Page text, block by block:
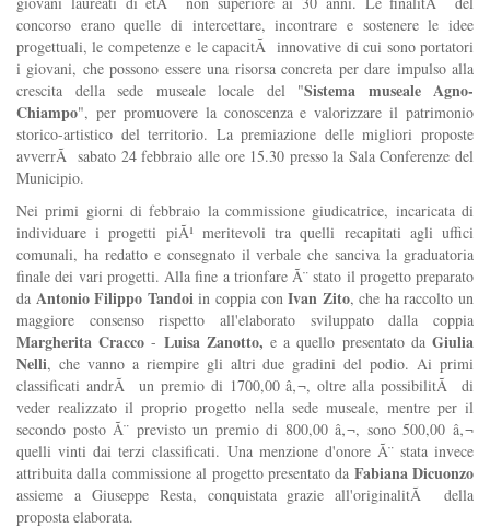
concorso erano quelle di intercettare, incontrare e sostenere le idee
progettuali, le competenze e le capacitÃ innovative di cui sono portatori
i giovani, che possono essere una risorsa concreta per dare impulso alla
crescita della sede museale locale del "Sistema museale Agno-
Chiampo", per promuovere la conoscenza e valorizzare il patrimonio
storico-artistico del territorio. La premiazione delle migliori proposte
avverrÃ sabato 24 febbraio alle ore 15.30 presso la Sala Conferenze del
Municipio.
Nei primi giorni di febbraio la commissione giudicatrice, incaricata di
individuare i progetti piÃ¹ meritevoli tra quelli recapitati agli uffici
comunali, ha redatto e consegnato il verbale che sanciva la graduatoria
finale dei vari progetti. Alla fine a trionfare Ã¨ stato il progetto preparato
da Antonio Filippo Tandoiin coppia conIvan Zito, che ha raccolto un
maggiore consenso rispetto all'elaborato sviluppato dalla coppia
Margherita Cracco - Luisa Zanotto, e a quello presentato daGiulia
Nelli, che vanno a riempire gli altri due gradini del podio. Ai primi
classificati andrÃ un premio di 1700,00 â‚¬, oltre alla possibilitÃ di
veder realizzato il proprio progetto nella sede museale, mentre per il
secondo posto Ã¨ previsto un premio di 800,00 â‚¬, sono 500,00 â‚¬
quelli vinti dai terzi classificati. Una menzione d'onore Ã¨ stata invece
attribuita dalla commissione al progetto presentato da Fabiana Dicuonzo
assieme a Giuseppe Resta, conquistata grazie all'originalitÃ della
proposta elaborata.